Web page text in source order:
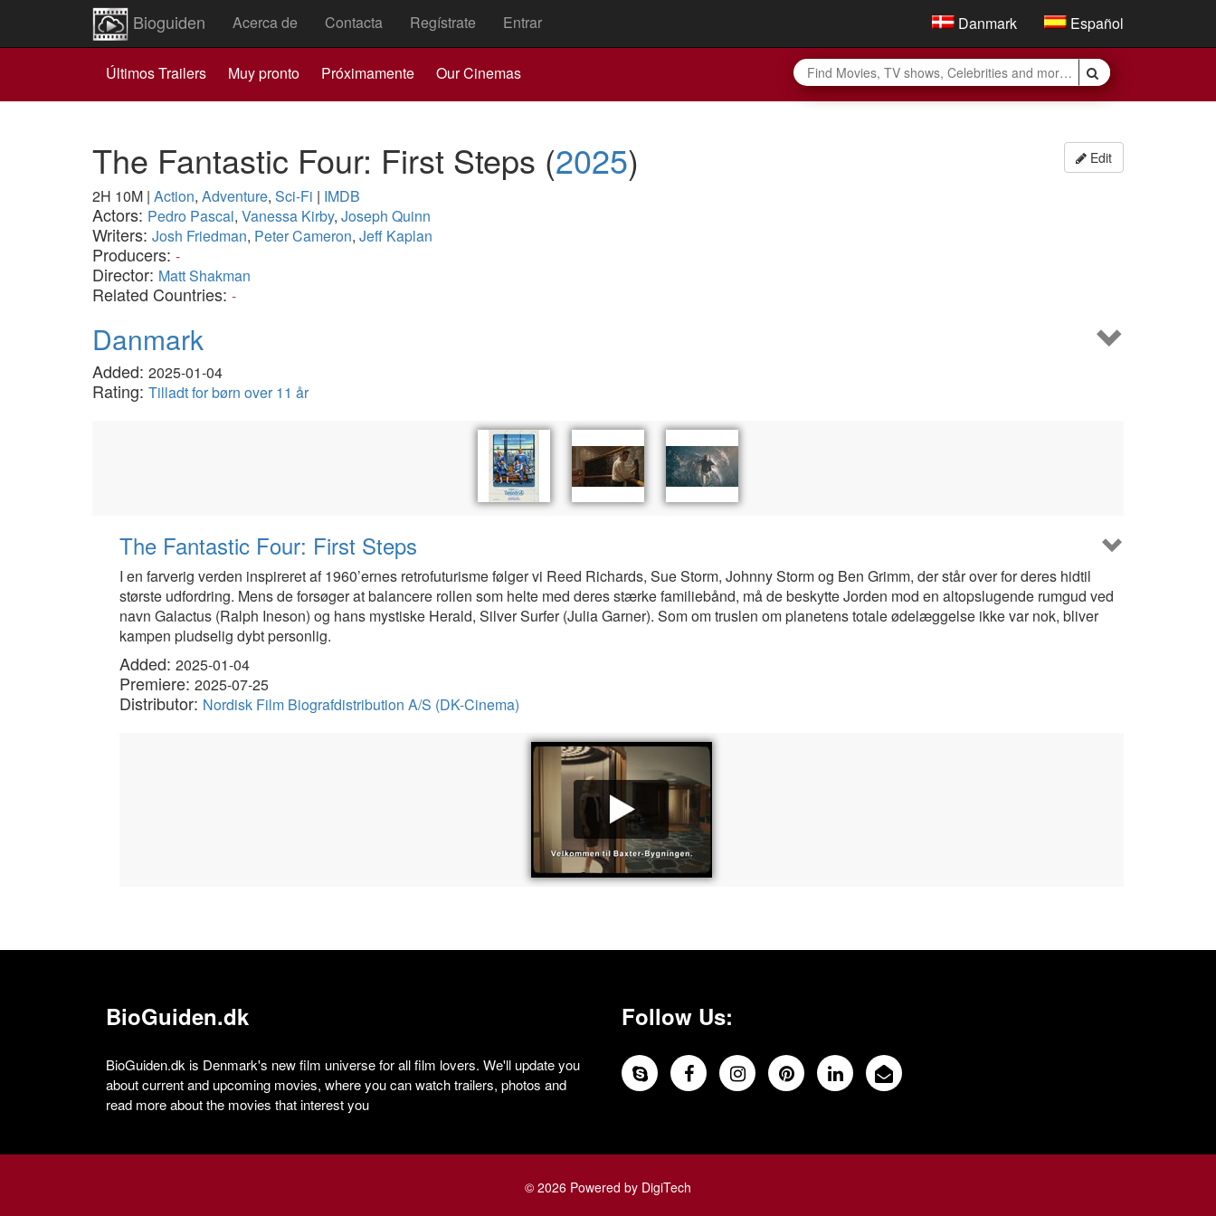
Bioguiden Acerca de Contacta Regístrate Entrar Danmark Español
Últimos Trailers Muy pronto Próximamente Our Cinemas
Edit
The Fantastic Four: First Steps (2025)
2H 10M | Action, Adventure, Sci-Fi | IMDB
Actors: Pedro Pascal, Vanessa Kirby, Joseph Quinn
Writers: Josh Friedman, Peter Cameron, Jeff Kaplan
Producers: -
Director: Matt Shakman
Related Countries: -
Danmark
Added: 2025-01-04
Rating: Tilladt for børn over 11 år
The Fantastic Four: First Steps
I en farverig verden inspireret af 1960’ernes retrofuturisme følger vi Reed Richards, Sue Storm, Johnny Storm og Ben Grimm, der står over for deres hidtil
største udfordring. Mens de forsøger at balancere rollen som helte med deres stærke familiebånd, må de beskytte Jorden mod en altopslugende rumgud ved
navn Galactus (Ralph Ineson) og hans mystiske Herald, Silver Surfer (Julia Garner). Som om truslen om planetens totale ødelæggelse ikke var nok, bliver
kampen pludselig dybt personlig.
Added: 2025-01-04
Premiere: 2025-07-25
Distributor: Nordisk Film Biografdistribution A/S (DK-Cinema)
BioGuiden.dk
BioGuiden.dk is Denmark's new film universe for all film lovers. We'll update you
about current and upcoming movies, where you can watch trailers, photos and
read more about the movies that interest you
Follow Us:
© 2026 Powered by DigiTech